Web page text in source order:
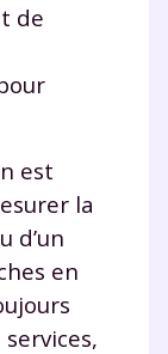
de
est
la
d’un
en